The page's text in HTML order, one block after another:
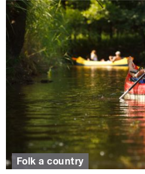
Folk a country